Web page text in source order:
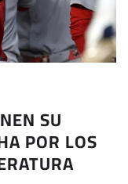
SU
POR LOS